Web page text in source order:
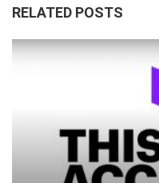
RELATED POSTS